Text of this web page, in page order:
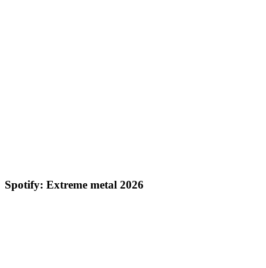
Spotify: Extreme metal 2026